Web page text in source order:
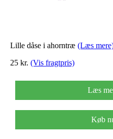
Lille dåse i ahorntræ (Læs
25 kr. (Vis fragtpris)
Læs
Køb